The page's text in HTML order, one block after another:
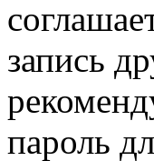
запись
пароль